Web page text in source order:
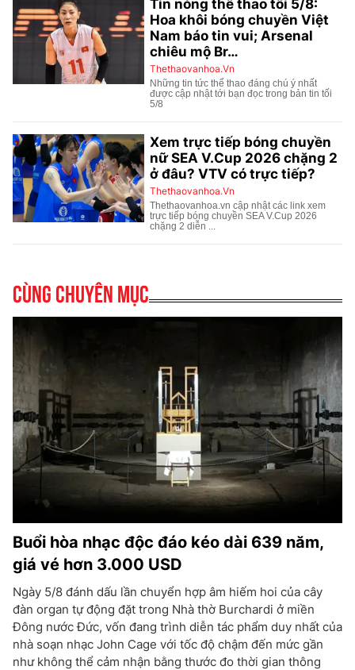
Cùng chuyên mục
Buổi hòa nhạc độc đáo kéo dài 639 năm,
giá vé hơn 3.000 USD
Ngày 5/8 đánh dấu lần chuyển hợp âm hiếm hoi của cây
đàn organ tự động đặt trong Nhà thờ Burchardi ở miền
Đông nước Đức, vốn đang trình diễn tác phẩm duy nhất của
nhà soạn nhạc John Cage với tốc độ chậm đến mức gần
như không thể cảm nhận bằng thước đo thời gian thông